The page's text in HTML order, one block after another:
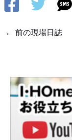
← 前の現場日誌